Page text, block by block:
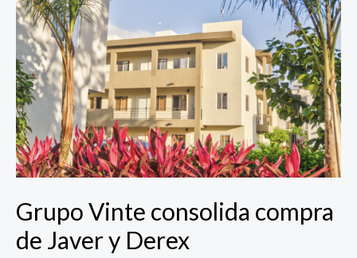
Grupo Vinte consolida compra
de Javer y Derex
consolida
compra
de
Javer
y
Derex